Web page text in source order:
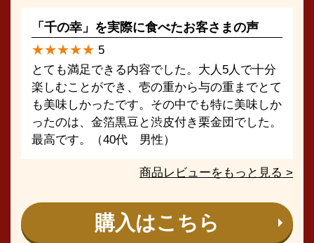
「千の幸」を実際に食べたお客さまの声
★★★★★ 5
とても満足できる内容でした。大人5人で十分
楽しむことができ、壱の重から与の重までとて
も美味しかったです。その中でも特に美味しか
ったのは、金箔黒豆と渋皮付き栗金団でした。
最高です。（40代 男性）
商品レビューをもっと見る >
購入はこちら